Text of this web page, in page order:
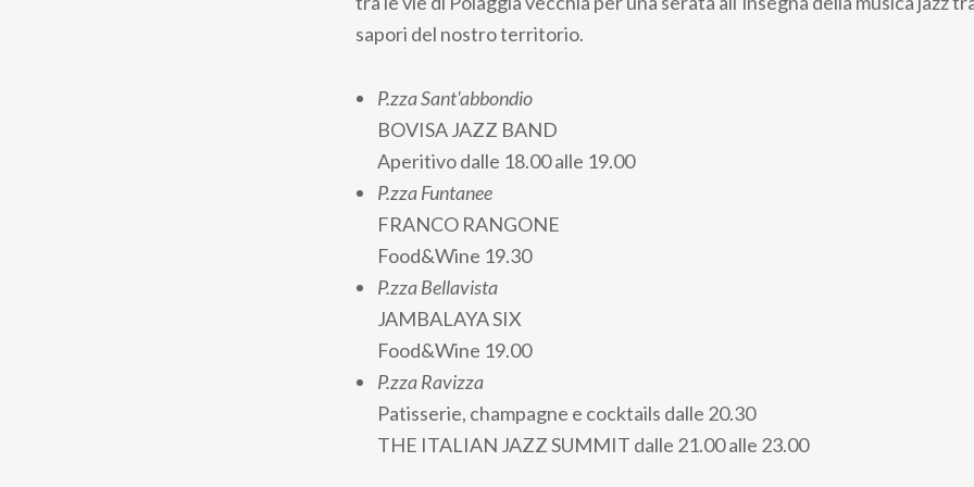
sapori del nostro territorio.
P.zza Sant'abbondio
BOVISA JAZZ BAND
Aperitivo dalle 18.00 alle 19.00
P.zza Funtanee
FRANCO RANGONE
Food&Wine 19.30
P.zza Bellavista
JAMBALAYA SIX
Food&Wine 19.00
P.zza Ravizza
Patisserie, champagne e cocktails dalle 20.30
THE ITALIAN JAZZ SUMMIT dalle 21.00 alle 23.00